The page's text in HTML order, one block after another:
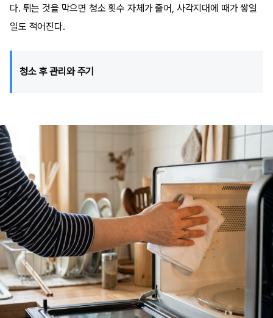
다. 튀는 것을 막으면 청소 횟수 자체가 줄어, 사각지대에 때가 쌓일
일도 적어진다.
청소 후 관리와 주기